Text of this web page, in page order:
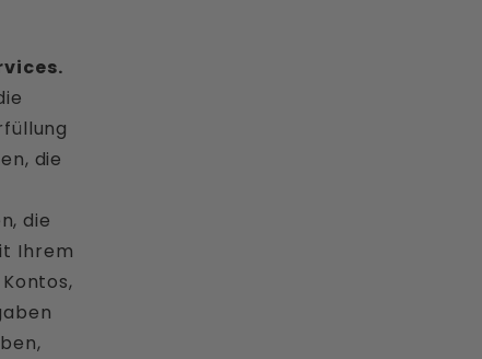
die
die
Ihrem